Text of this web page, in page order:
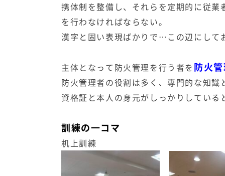
携体制を整備し、それらを定期的に従
を行わなければならない。
漢字と固い表現ばかりで…この辺にして
主体となって防火管理を行う者を 防火
防火管理者の役割は多く、専門的な知識
資格証と本人の身元がしっかりしている
訓練の一コマ
机上訓練